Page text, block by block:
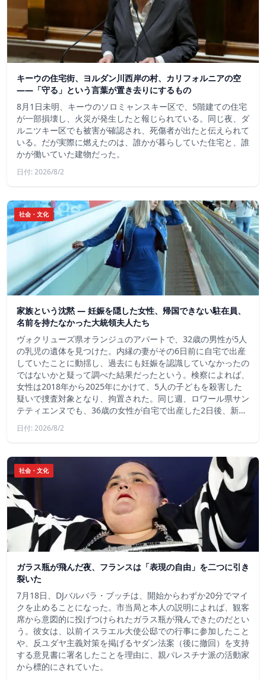
キーウの住宅街、ヨルダン川西岸の村、カリフォルニアの空
——「守る」という言葉が置き去りにするもの
8月1日未明、キーウのソロミャンスキー区で、5階建ての住宅
が一部損壊し、火災が発生したと報じられている。同じ夜、ダ
ルニツキー区でも被害が確認され、死傷者が出たと伝えられて
いる。だが実際に燃えたのは、誰かが暮らしていた住宅と、誰
かが働いていた建物だった。
日付: 2026/8/2
社会・文化
家族という沈黙 ― 妊娠を隠した女性、帰国できない駐在員、
名前を持たなかった大統領夫人たち
ヴォクリューズ県オランジュのアパートで、32歳の男性が5人
の乳児の遺体を見つけた。内縁の妻がその6日前に自宅で出産
していたことに動揺し、過去にも妊娠を認識していなかったの
ではないかと疑って調べた結果だったという。検察によれば、
女性は2018年から2025年にかけて、5人の子どもを殺害した
疑いで捜査対象となり、拘置された。同じ週、ロワール県サン
テティエンヌでも、36歳の女性が自宅で出産した2日後、新…
日付: 2026/8/2
社会・文化
ガラス瓶が飛んだ夜、フランスは「表現の自由」を二つに引き
裂いた
7月18日、DJバルバラ・ブッチは、開始からわずか20分でマイ
クを止めることになった。市当局と本人の説明によれば、観客
席から意図的に投げつけられたガラス瓶が飛んできたのだとい
う。彼女は、以前イスラエル大使公邸での行事に参加したこと
や、反ユダヤ主義対策を掲げるヤダン法案（後に撤回）を支持
する意見書に署名したことを理由に、親パレスチナ派の活動家
から標的にされていた。